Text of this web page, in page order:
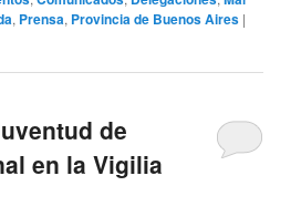
, Prensa, Provincia de Buenos Aires |
de
en la Vigilia